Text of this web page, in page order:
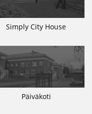
Simply City House
Päiväkoti